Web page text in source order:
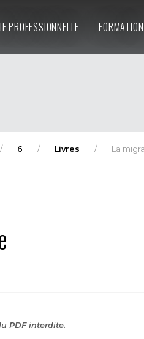
PROFESSIONNELLE FORMATION
6 Livres La
PDF interdite.